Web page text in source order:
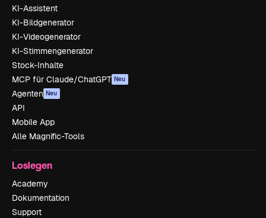
KI-Assistent
KI-Bildgenerator
KI-Videogenerator
KI-Stimmengenerator
Stock-Inhalte
MCP für Claude/ChatGPT Neu
Agenten Neu
API
Mobile App
Alle Magnific-Tools
Loslegen
Academy
Dokumentation
Support